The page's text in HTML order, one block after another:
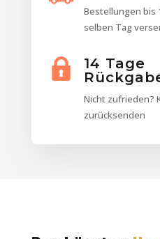
Bestellungen bis
selben Tag
14 Tage
Nicht zufrieden?
zurücksenden